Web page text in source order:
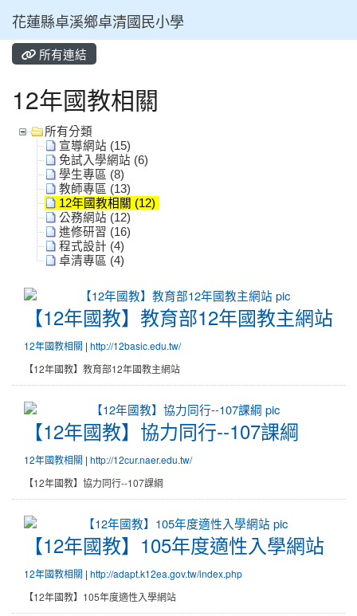
花蓮縣卓溪鄉卓清國民小學
所有連結
12年國教相關
所有分類
宣導網站 (15)
免試入學網站 (6)
學生專區 (8)
教師專區 (13)
12年國教相關 (12)
公務網站 (12)
進修研習 (16)
程式設計 (4)
卓清專區 (4)
【12年國教】教育部12年國教主
【12年國教】教育部12年國教主網站
12年國教相關 | http://12basic.edu.tw/
【12年國教】教育部12年國教主網站
【12年國教】協力同行--107課綱
【12年國教】協力同行--107課綱
12年國教相關 | http://12cur.naer.edu.tw/
【12年國教】協力同行--107課綱
【12年國教】105年度適性入學網
【12年國教】105年度適性入學網站
12年國教相關 | http://adapt.k12ea.gov.tw/index.php
【12年國教】105年度適性入學網站